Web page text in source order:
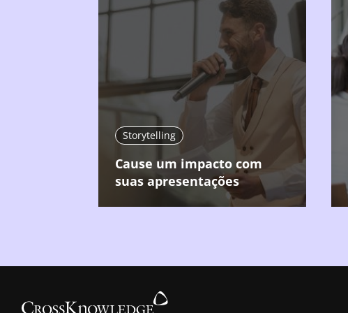
Storytelling
Cause um impacto com
suas apresentações